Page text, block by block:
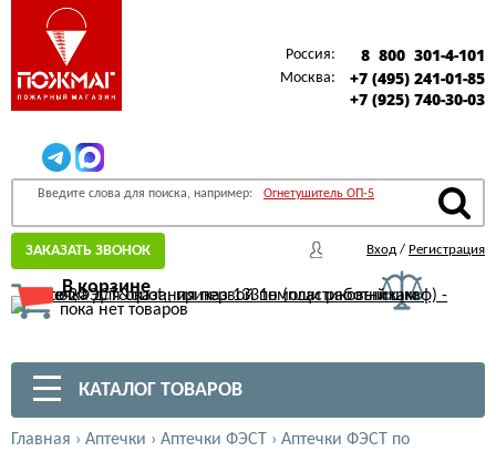
Россия: 8 800 301-4-101
Москва:
+7 (495) 241-01-85
+7 (925) 740-30-03
Введите слова для поиска, например: Огнетушитель ОП-5
ЗАКАЗАТЬ ЗВОНОК Вход / Регистрация
В корзине
пока нет товаров
КАТАЛОГ ТОВАРОВ
Главная › Аптечки › Аптечки ФЭСТ › Аптечки ФЭСТ по